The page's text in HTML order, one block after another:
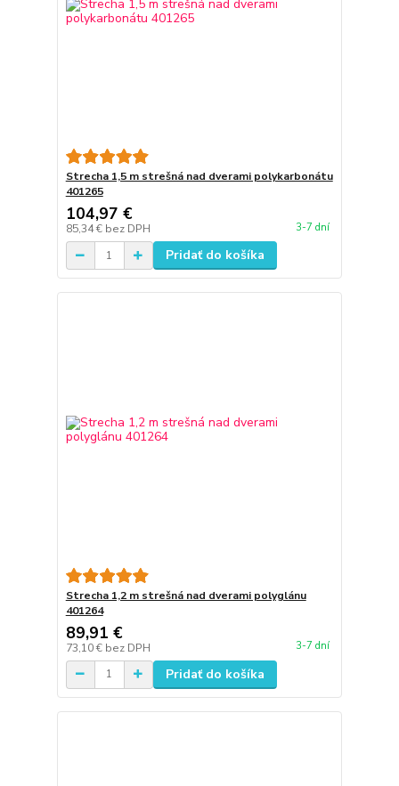
Strecha 1,5 m strešná nad dverami polykarbonátu
401265
104,97 €
85,34 € bez DPH 3-7 dní
Pridať do košíka
Strecha 1,2 m strešná nad dverami polyglánu
401264
89,91 €
73,10 € bez DPH 3-7 dní
Pridať do košíka